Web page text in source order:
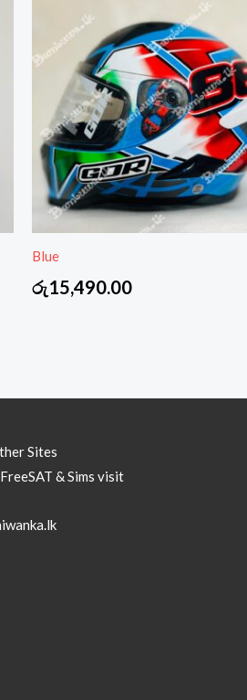
Blue
රු15,490.00
Sites
& Sims visit